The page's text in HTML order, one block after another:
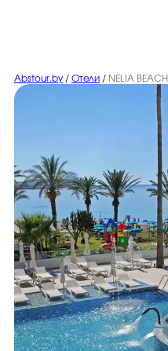
Abstour.by / Отели / NELIA BEACH